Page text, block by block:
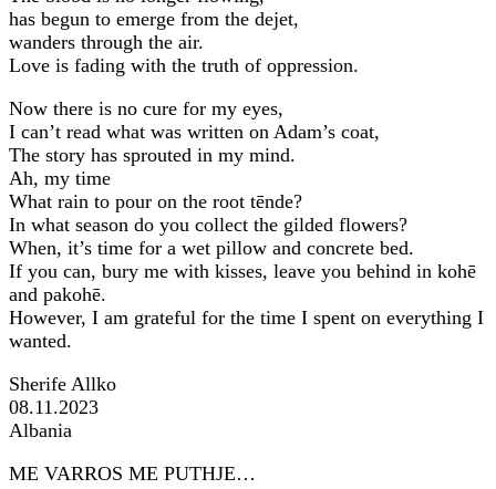
has begun to emerge from the dejet,
wanders through the air.
Love is fading with the truth of oppression.
Now there is no cure for my eyes,
I can’t read what was written on Adam’s coat,
The story has sprouted in my mind.
Ah, my time
What rain to pour on the root tēnde?
In what season do you collect the gilded flowers?
When, it’s time for a wet pillow and concrete bed.
If you can, bury me with kisses, leave you behind in kohē
and pakohē.
However, I am grateful for the time I spent on everything I
wanted.
Sherife Allko
08.11.2023
Albania
ME VARROS ME PUTHJE…